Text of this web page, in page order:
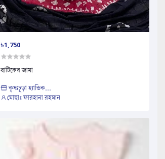
৳1,750
বাটিকের জামা
কৃষ্ণচূড়া হ্যান্ডিক...
মোছাঃ ফারহানা রহমান